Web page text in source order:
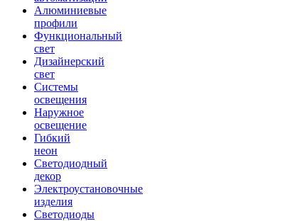
Алюминиевые
профили
Функциональный
свет
Дизайнерский
свет
Системы
освещения
Наружное
освещение
Гибкий
неон
Светодиодный
декор
Электроустановочные
изделия
Светодиоды